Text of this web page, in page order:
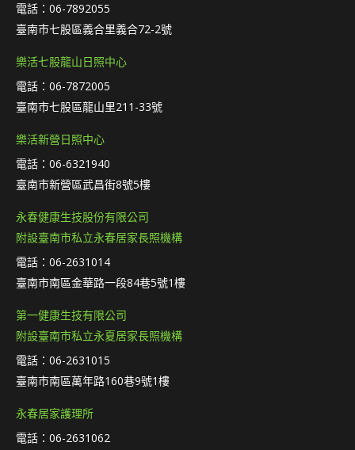
電話：06-7892055
臺南市七股區義合里義合72-2號
樂活七股龍山日照中心
電話：06-7872005
臺南市七股區龍山里211-33號
樂活新營日照中心
電話：06-6321940
臺南市新營區武昌街8號5樓
永春健康生技股份有限公司
附設臺南市私立永春居家長照機構
電話：06-2631014
臺南市南區金華路一段84巷5號1樓
第一健康生技有限公司
附設臺南市私立永夏居家長照機構
電話：06-2631015
臺南市南區萬年路160巷9號1樓
永春居家護理所
電話：06-2631062